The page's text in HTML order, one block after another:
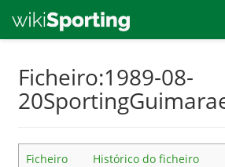
main
Ficheiro:1989-08-
Ficheiro Histórico do ficheiro